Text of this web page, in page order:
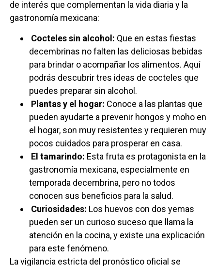
de interés que complementan la vida diaria y la
gastronomía mexicana:
Cocteles sin alcohol: Que en estas fiestas
decembrinas no falten las deliciosas bebidas
para brindar o acompañar los alimentos. Aquí
podrás descubrir tres ideas de cocteles que
puedes preparar sin alcohol.
Plantas y el hogar: Conoce a las plantas que
pueden ayudarte a prevenir hongos y moho en
el hogar, son muy resistentes y requieren muy
pocos cuidados para prosperar en casa.
El tamarindo: Esta fruta es protagonista en la
gastronomía mexicana, especialmente en
temporada decembrina, pero no todos
conocen sus beneficios para la salud.
Curiosidades: Los huevos con dos yemas
pueden ser un curioso suceso que llama la
atención en la cocina, y existe una explicación
para este fenómeno.
La vigilancia estricta del pronóstico oficial se